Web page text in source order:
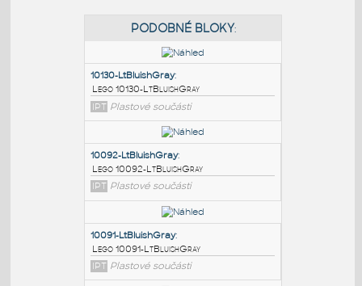
PODOBNÉ BLOKY
10130-LtBluishGray
Lego 10130-LtBluishGray
IPT Plastové součásti